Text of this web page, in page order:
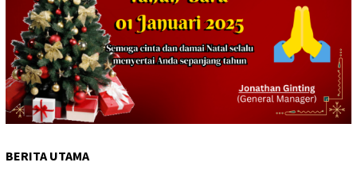
BERITA UTAMA